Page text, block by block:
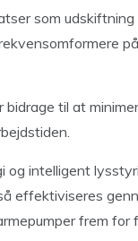
som
til at
intelligent
effektiviseres
frem for